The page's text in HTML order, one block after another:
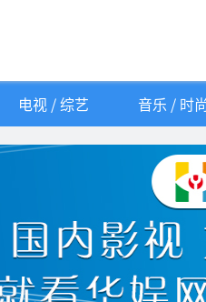
电视 / 综艺 音乐 / 时